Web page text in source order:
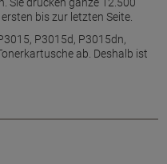
bis zur letzten Seite.
P3015d, P3015dn,
ab. Deshalb ist